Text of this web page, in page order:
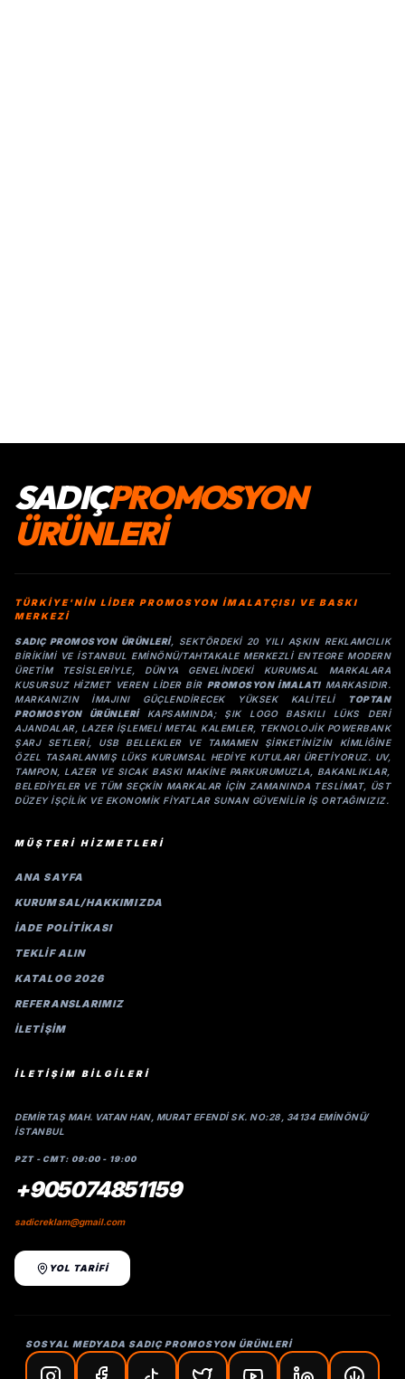
SADIÇPROMOSYON
ÜRÜNLERİ
TÜRKİYE'NİN LİDER PROMOSYON İMALATÇISI VE BASKI
MERKEZİ
SADIÇ PROMOSYON ÜRÜNLERI, SEKTÖRDEKI 20 YILI AŞKIN REKLAMCILIK
BIRIKIMI VE İSTANBUL EMINÖNÜ/TAHTAKALE MERKEZLI ENTEGRE MODERN
ÜRETIM TESISLERIYLE, DÜNYA GENELINDEKI KURUMSAL MARKALARA
KUSURSUZ HIZMET VEREN LIDER BIR PROMOSYON IMALATIMARKASIDIR.
MARKANIZIN IMAJINI GÜÇLENDIRECEK YÜKSEK KALITELI
TOPTAN
PROMOSYON ÜRÜNLERIKAPSAMINDA; ŞIK LOGO BASKILI LÜKS DERI
AJANDALAR, LAZER IŞLEMELI METAL KALEMLER, TEKNOLOJIK POWERBANK
ŞARJ SETLERI, USB BELLEKLER VE TAMAMEN ŞIRKETINIZIN KIMLIĞINE
ÖZEL TASARLANMIŞ LÜKS KURUMSAL HEDIYE KUTULARI ÜRETIYORUZ. UV,
TAMPON, LAZER VE SICAK BASKI MAKINE PARKURUMUZLA, BAKANLIKLAR,
BELEDIYELER VE TÜM SEÇKIN MARKALAR IÇIN ZAMANINDA TESLIMAT, ÜST
DÜZEY IŞÇILIK VE EKONOMIK FIYATLAR SUNAN GÜVENILIR IŞ ORTAĞINIZIZ.
MÜŞTERİ HİZMETLERİ
ANA SAYFA
KURUMSAL/HAKKIMIZDA
İADE POLİTİKASI
TEKLİF ALIN
KATALOG 2026
REFERANSLARIMIZ
İLETIŞIM
İLETİŞİM BİLGİLERİ
DEMIRTAŞ MAH. VATAN HAN, MURAT EFENDI SK. NO:28, 34134 EMINÖNÜ/
İSTANBUL
PZT - CMT: 09:00 - 19:00
+905074851159
sadicreklam@gmail.com
YOL TARİFİ
SOSYAL MEDYADA SADIÇ PROMOSYON ÜRÜNLERİ